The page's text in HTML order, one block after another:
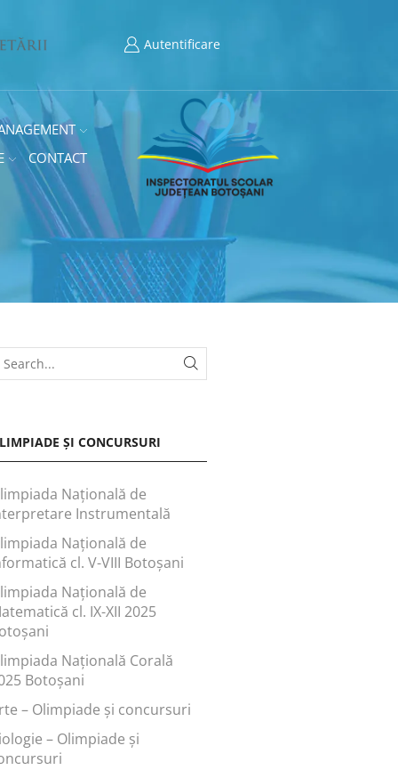
Autentificare
CONTACT
ȘI CONCURSURI
Națională de
Instrumentală
Națională de
cl. V-VIII Botoșani
Națională de
cl. IX-XII 2025
Națională Corală
Botoșani
– Olimpiade și concursuri
– Olimpiade și